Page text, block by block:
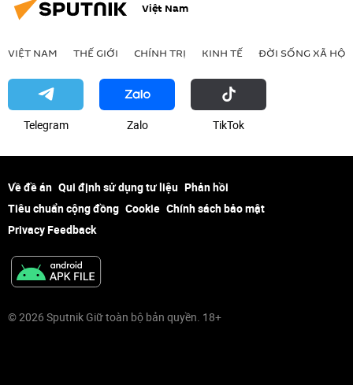
Việt Nam
VIỆT NAM THẾ GIỚI CHÍNH TRỊ KINH TẾ ĐỜI SỐNG XÃ HỘI
Telegram Zalo ТikТоk
Về đề án Qui định sử dụng tư liệu Phản hồi
Tiêu chuẩn cộng đồng Cookie Chính sách bảo mật
Privacy Feedback
© 2026 Sputnik Giữ toàn bộ bản quyền. 18+